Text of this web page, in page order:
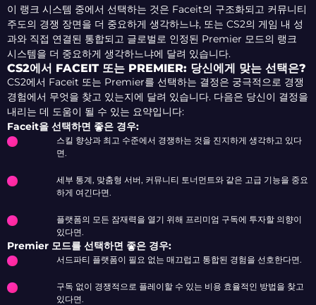
이 랭크 시스템 중에서 선택하는 것은 Faceit의 구조화되고 커뮤니티
주도의 경쟁 장면을 더 중요하게 생각하느냐, 또는 CS2의 게임 내 성
과와 직접 연결된 통합되고 글로벌로 인정된 Premier 모드의 랭크
시스템을 더 중요하게 생각하느냐에 달려 있습니다.
CS2에서 FACEIT 또는 PREMIER: 당신에게 맞는 선택은?
CS2에서 Faceit 또는 Premier를 선택하는 결정은 궁극적으로 경쟁
경험에서 무엇을 찾고 있는지에 달려 있습니다. 다음은 당신이 결정을
내리는 데 도움이 될 수 있는 요약입니다:
Faceit을 선택하면 좋은 경우:
스킬 향상과 최고 수준에서 경쟁하는 것을 진지하게 생각하고 있다
면.
세부 통계, 맞춤형 서버, 커뮤니티 토너먼트와 같은 고급 기능을 중요
하게 여긴다면.
플랫폼의 모든 잠재력을 열기 위해 프리미엄 구독에 투자할 의향이
있다면.
Premier 모드를 선택하면 좋은 경우:
서드파티 플랫폼이 필요 없는 매끄럽고 통합된 경험을 선호한다면.
구독 없이 경쟁적으로 플레이할 수 있는 비용 효율적인 방법을 찾고
있다면.